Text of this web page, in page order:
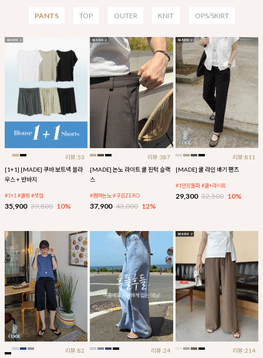
PANTS TOP OUTER KNIT OPS/SKIRT
리뷰:53
[1+1] [MADE] 쿠바 보트넥 블라
우스 + 반바지
#1+1 #쿨링 #셋업
35,900 39,800 10%
리뷰:387
[MADE] 논노 라이트 쿨 핀턱 슬랙
스
#썸머논노 #구김ZERO
37,900 43,000 12%
리뷰:811
[MADE] 쿨 라인 배기 팬츠
#1만장돌파 #쿨+라이트
29,300 32,500 10%
리뷰:82
리뷰:24
리뷰:214